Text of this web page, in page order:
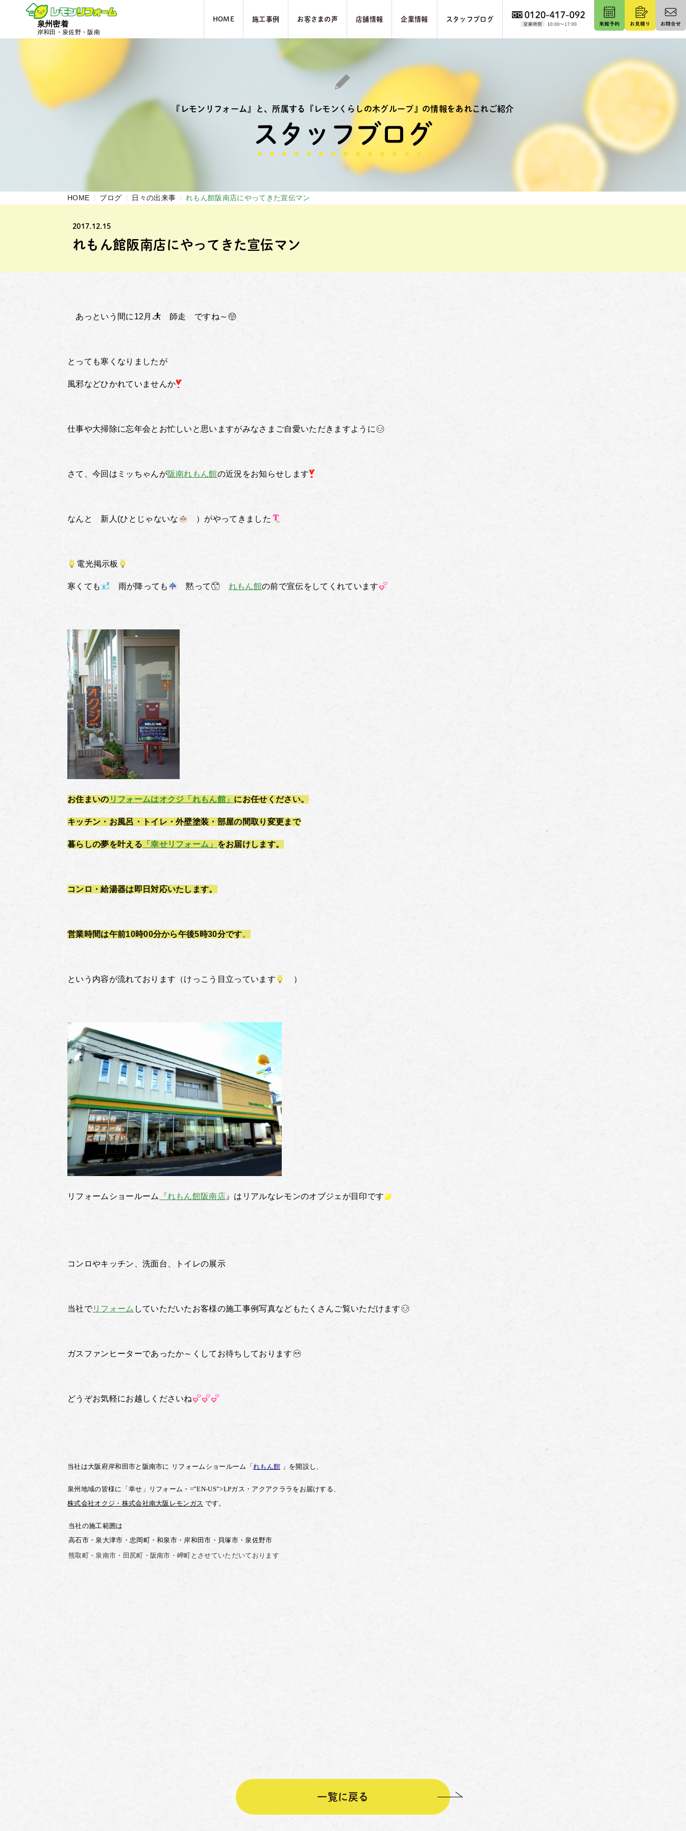
泉州密着
岸和田・泉佐野・阪南
HOME 施⼯事例 お客さまの声 店舗情報 企業情報 スタッフブログ
『レモンリフォーム』と、所属する『レモンくらしの木グループ』の情報をあれこれご紹介
スタッフブログ
HOME ブログ 日々の出来事 れもん館阪南店にやってきた宣伝マン
2017.12.15
れもん館阪南店にやってきた宣伝マン
あっという間に12月 師走 ですね～
とっても寒くなりましたが
風邪などひかれていませんか
仕事や大掃除に忘年会とお忙しいと思いますがみなさまご自愛いただきますように
さて、今回はミッちゃんが阪南れもん館の近況をお知らせします
なんと 新人(ひとじゃないな ）がやってきました
電光掲示板
寒くても 雨が降っても 黙って れもん館の前で宣伝をしてくれています
お住まいの リフォームはオクジ「れもん館」 にお任せください。
キッチン・お風呂・トイレ・外壁塗装・部屋の間取り変更まで
暮らしの夢を叶える 「幸せリフォーム」 をお届けします。
コンロ・給湯器は即日対応いたします。
営業時間は午前10時00分から午後5時30分です。
という内容が流れております（けっこう目立っています ）
リフォームショールーム 『れもん館阪南店 』はリアルなレモンのオブジェが目印です
コンロやキッチン、洗面台、トイレの展示
当社でリフォーム していただいたお客様の施工事例写真などもたくさんご覧いただけます
ガスファンヒーターであったか～くしてお待ちしております
どうぞお気軽にお越しくださいね
当社は大阪府岸和田市と阪南市に リフォームショールーム「 れもん館 」を開設し、
泉州地域の皆様に「幸せ」リフォーム・ =”EN-US”>LPガス・ アクアクララを お届けする、
株式会社オクジ ・ 株式会社南大阪 レモンガス です。
当社の施工範囲は
高石市・泉大津市・忠岡町・和泉市・岸和田市・貝塚市・泉佐野市
熊取町・泉南市・田尻町・ 阪南市・岬町とさせていただいております
一覧に戻る